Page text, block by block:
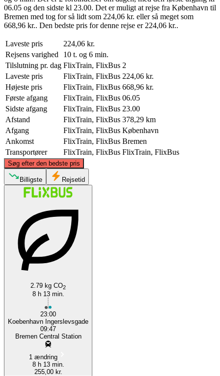
06.05 og den sidste kl 23.00. Det er muligt at rejse fra København til
Bremen med tog for så lidt som 224,06 kr. eller så meget som
668,96 kr.. Den bedste pris for denne rejse er 224,06 kr..
Laveste pris
224,06 kr.
Rejsens varighed
10 t. og 6 min.
Tilslutning pr. dag FlixTrain, FlixBus 2
Laveste pris
FlixTrain, FlixBus 224,06 kr.
Højeste pris
FlixTrain, FlixBus 668,96 kr.
Første afgang
FlixTrain, FlixBus 06.05
Sidste afgang
FlixTrain, FlixBus 23.00
Afstand
FlixTrain, FlixBus 378,29 km
Afgang
FlixTrain, FlixBus København
Ankomst
FlixTrain, FlixBus Bremen
Transportører
FlixTrain, FlixBus FlixTrain, FlixBus
Søg efter den bedste pris
©CARTO, ©OpenStreetMapcontributors
Billigste Rejsetid
2.79 kg CO2
8 h 13 min.
23:00
Koebenhavn Ingerslevsgade
09:47
Bremen Central Station
1 ændring
8 h 13 min.
255,00 kr.